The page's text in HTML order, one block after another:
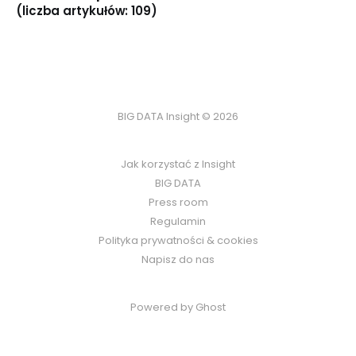
(liczba artykułów: 109)
BIG DATA Insight © 2026
Jak korzystać z Insight
BIG DATA
Press room
Regulamin
Polityka prywatności & cookies
Napisz do nas
Powered by Ghost